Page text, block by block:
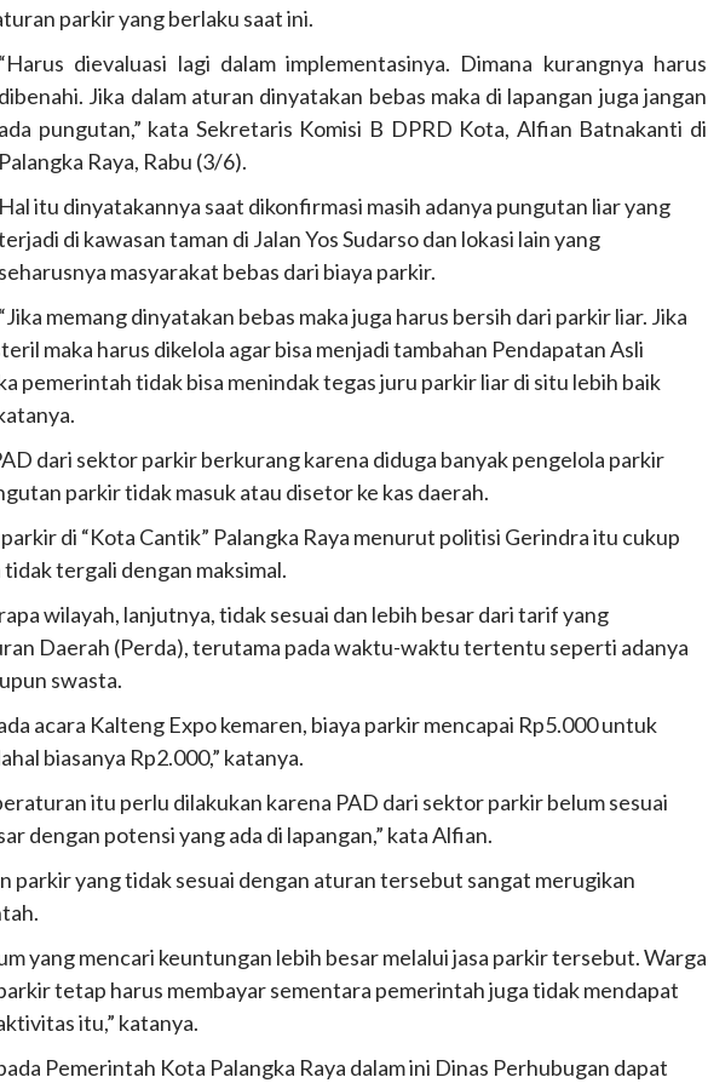
parkir yang berlaku saat ini.
“Harus dievaluasi lagi dalam implementasinya. Dimana kurangnya harus
dibenahi. Jika dalam aturan dinyatakan bebas maka di lapangan juga jangan
ada pungutan,” kata Sekretaris Komisi B DPRD Kota, Alfian Batnakanti di
Palangka Raya, Rabu (3/6).
Hal itu dinyatakannya saat dikonfirmasi masih adanya pungutan liar yang
di kawasan taman di Jalan Yos Sudarso dan lokasi lain yang
seharusnya masyarakat bebas dari biaya parkir.
“Jika memang dinyatakan bebas maka juga harus bersih dari parkir liar. Jika
maka harus dikelola agar bisa menjadi tambahan Pendapatan Asli
pemerintah tidak bisa menindak tegas juru parkir liar di situ lebih baik
dari sektor parkir berkurang karena diduga banyak pengelola parkir
parkir tidak masuk atau disetor ke kas daerah.
di “Kota Cantik” Palangka Raya menurut politisi Gerindra itu cukup
tergali dengan maksimal.
wilayah, lanjutnya, tidak sesuai dan lebih besar dari tarif yang
Daerah (Perda), terutama pada waktu-waktu tertentu seperti adanya
swasta.
acara Kalteng Expo kemaren, biaya parkir mencapai Rp5.000 untuk
biasanya Rp2.000,” katanya.
itu perlu dilakukan karena PAD dari sektor parkir belum sesuai
dengan potensi yang ada di lapangan,” kata Alfian.
parkir yang tidak sesuai dengan aturan tersebut sangat merugikan
yang mencari keuntungan lebih besar melalui jasa parkir tersebut. Warga
tetap harus membayar sementara pemerintah juga tidak mendapat
itu,” katanya.
Pemerintah Kota Palangka Raya dalam ini Dinas Perhubugan dapat